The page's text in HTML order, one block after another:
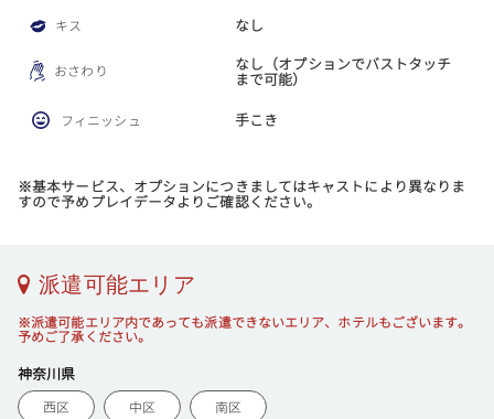
キス なし
おさわり なし（オプションでバストタッチ
まで可能）
フィニッシュ 手こき
※基本サービス、オプションにつきましてはキャストにより異なりま
すので予めプレイデータよりご確認ください。
派遣可能エリア
※派遣可能エリア内であっても派遣できないエリア、ホテルもございます。
予めご了承ください。
神奈川県
西区 中区 南区